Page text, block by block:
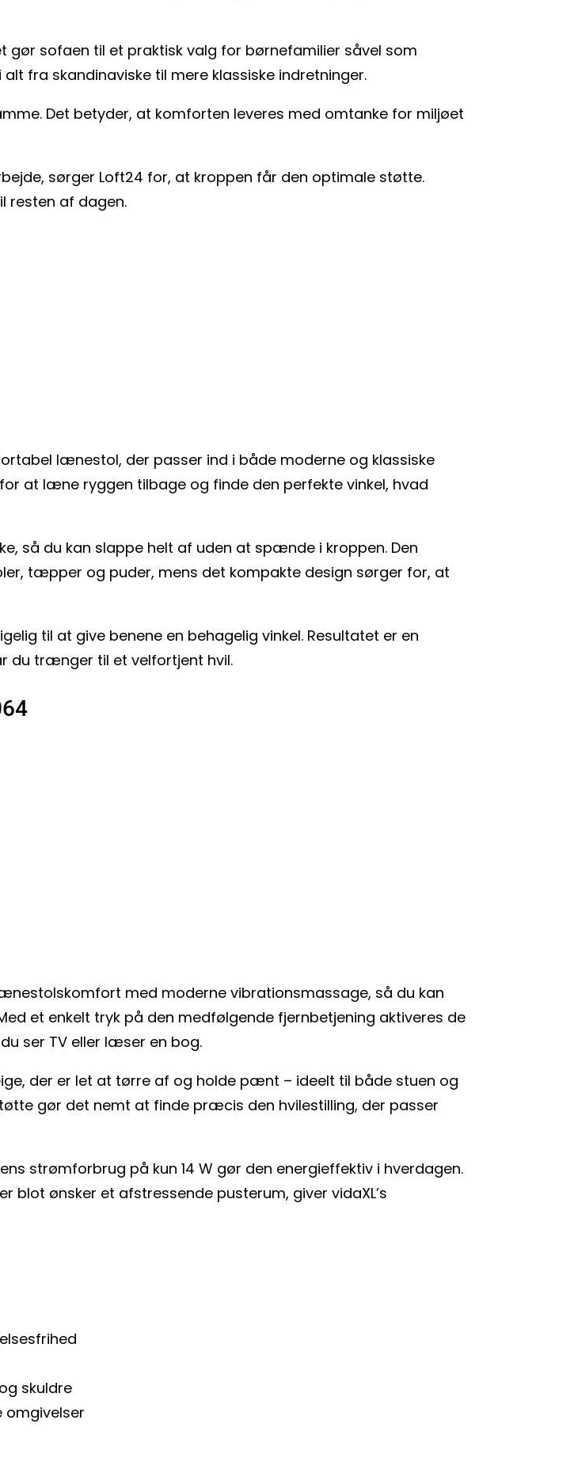
sofaen til et praktisk valg for børnefamilier såvel som
fra skandinaviske til mere klassiske indretninger.
Det betyder, at komforten leveres med omtanke for miljøet
sørger Loft24 for, at kroppen får den optimale støtte.
resten af dagen.
lænestol, der passer ind i både moderne og klassiske
at læne ryggen tilbage og finde den perfekte vinkel, hvad
så du kan slappe helt af uden at spænde i kroppen. Den
tæpper og puder, mens det kompakte design sørger for, at
til at give benene en behagelig vinkel. Resultatet er en
du trænger til et velfortjent hvil.
med moderne vibrationsmassage, så du kan
et enkelt tryk på den medfølgende fjernbetjening aktiveres de
ser TV eller læser en bog.
der er let at tørre af og holde pænt – ideelt til både stuen og
gør det nemt at finde præcis den hvilestilling, der passer
strømforbrug på kun 14 W gør den energieffektiv i hverdagen.
ønsker et afstressende pusterum, giver vidaXL’s
skuldre
omgivelser